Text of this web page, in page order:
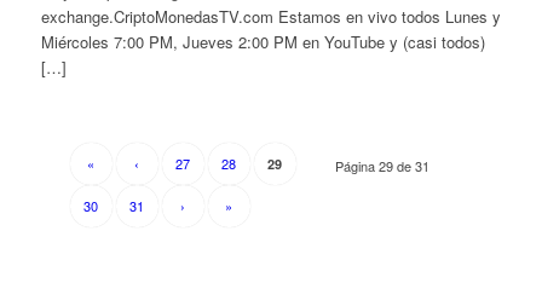
exchange.CriptoMonedasTV.com Estamos en vivo todos Lunes y
Miércoles 7:00 PM, Jueves 2:00 PM en YouTube y (casi todos)
[…]
Página 29 de 31
« ‹ 27 28 29
30 31 › »